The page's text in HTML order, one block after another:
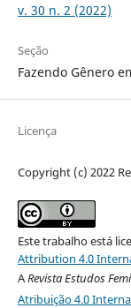
v. 30 n. 2 (2022)
Seção
Fazendo Gênero
Licença
Copyright (c) 2022
Este trabalho está
Attribution 4.0
ARevista Estudos
Atribuição 4.0